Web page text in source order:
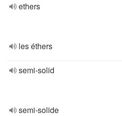
ethers
les éthers
semi-solid
semi-solide